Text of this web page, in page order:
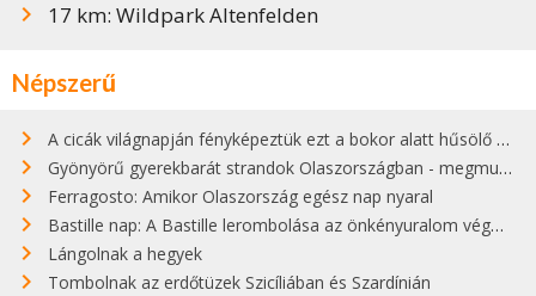
17 km: Wildpark Altenfelden
Népszerű
A cicák világnapján fényképeztük ezt a bokor alatt hűsölő cicát Kisorosziban
Gyönyörű gyerekbarát strandok Olaszországban - megmutatjuk a 15 legjobbat
Ferragosto: Amikor Olaszország egész nap nyaral
Bastille nap: A Bastille lerombolása az önkényuralom végét jelentette
Lángolnak a hegyek
Tombolnak az erdőtüzek Szicíliában és Szardínián